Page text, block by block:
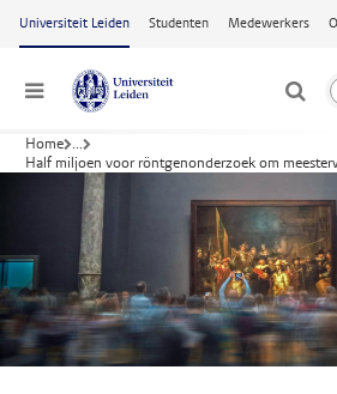
Ga naar hoofdinhoud
Universiteit Leiden Studenten Medewerkers
Menu
Home ...
Half miljoen voor röntgenonderzoek om